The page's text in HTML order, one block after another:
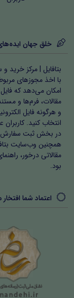
مقررات
از
در مجموع، این
کامل و تحلیلی
استخدامی این
خلق جهان
بتافایل | مرکز خرید
امکان می‌دهد که
مقالات، فرم‌ها و
و هرگونه فایل
انتخاب کنید. کاربران
در بخش ثبت سفارش،
همچنین وب‌سایت
مقالاتی درخور،
بود.
اعتماد شما